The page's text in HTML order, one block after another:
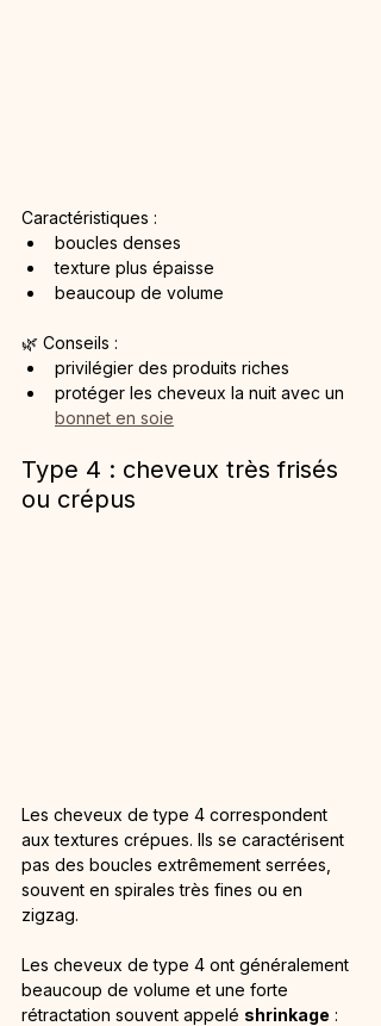
Caractéristiques :
boucles denses
texture plus épaisse
beaucoup de volume
🌿 Conseils :
privilégier des produits riches
protéger les cheveux la nuit avec un
bonnet en soie
Type 4 : cheveux très frisés
ou crépus
Les cheveux de type 4 correspondent
aux textures crépues. Ils se caractérisent
pas des boucles extrêmement serrées,
souvent en spirales très fines ou en
zigzag.
Les cheveux de type 4 ont généralement
beaucoup de volume et une forte
rétractation souvent appelé shrinkage :